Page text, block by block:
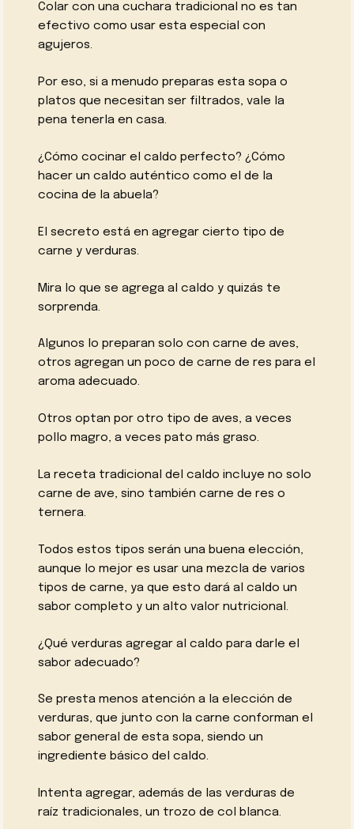
Colar con una cuchara tradicional no es tan
efectivo como usar esta especial con
agujeros.
Por eso, si a menudo preparas esta sopa o
platos que necesitan ser filtrados, vale la
pena tenerla en casa.
¿Cómo cocinar el caldo perfecto? ¿Cómo
hacer un caldo auténtico como el de la
cocina de la abuela?
El secreto está en agregar cierto tipo de
carne y verduras.
Mira lo que se agrega al caldo y quizás te
sorprenda.
Algunos lo preparan solo con carne de aves,
otros agregan un poco de carne de res para el
aroma adecuado.
Otros optan por otro tipo de aves, a veces
pollo magro, a veces pato más graso.
La receta tradicional del caldo incluye no solo
carne de ave, sino también carne de res o
ternera.
Todos estos tipos serán una buena elección,
aunque lo mejor es usar una mezcla de varios
tipos de carne, ya que esto dará al caldo un
sabor completo y un alto valor nutricional.
¿Qué verduras agregar al caldo para darle el
sabor adecuado?
Se presta menos atención a la elección de
verduras, que junto con la carne conforman el
sabor general de esta sopa, siendo un
ingrediente básico del caldo.
Intenta agregar, además de las verduras de
raíz tradicionales, un trozo de col blanca.